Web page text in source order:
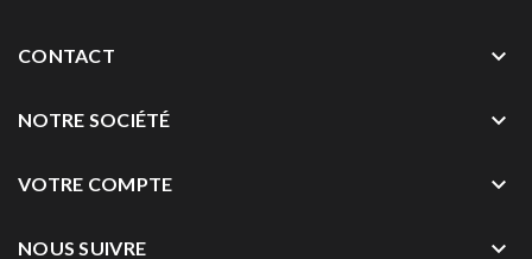
CONTACT keyboard_arrow_down
NOTRE SOCIÉTÉ keyboard_arrow_down
VOTRE COMPTE keyboard_arrow_down
NOUS SUIVRE keyboard_arrow_down